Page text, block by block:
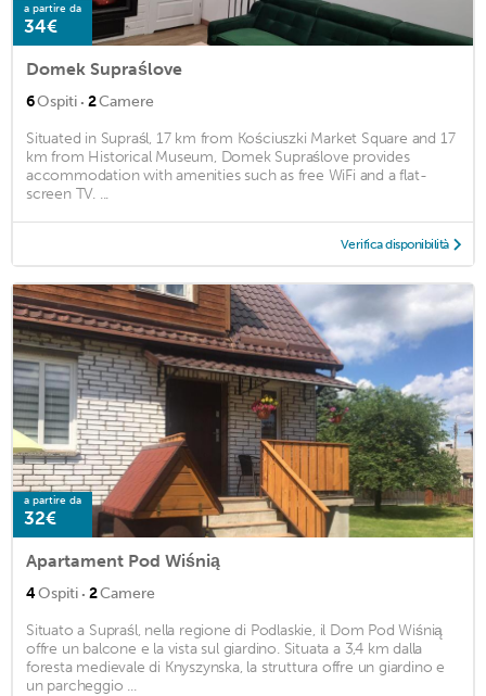
a partire da
34€
Domek Supraślove
6Ospiti · 2Camere
Situated in Supraśl, 17 km from Kościuszki Market Square and 17
km from Historical Museum, Domek Supraślove provides
accommodation with amenities such as free WiFi and a flat-
screen TV. ...
Verifica disponibilità
a partire da
32€
Apartament Pod Wiśnią
4Ospiti · 2Camere
Situato a Supraśl, nella regione di Podlaskie, il Dom Pod Wiśnią
offre un balcone e la vista sul giardino. Situata a 3,4 km dalla
foresta medievale di Knyszynska, la struttura offre un giardino e
un parcheggio ...